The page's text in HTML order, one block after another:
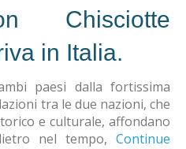
Chisciotte
in Italia.
paesi dalla fortissima
tra le due nazioni, che
e culturale, affondano
nel tempo, Continue